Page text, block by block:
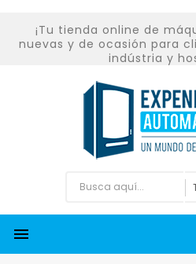
¡Tu tienda online de
nuevas y de ocasión para
indústria y
